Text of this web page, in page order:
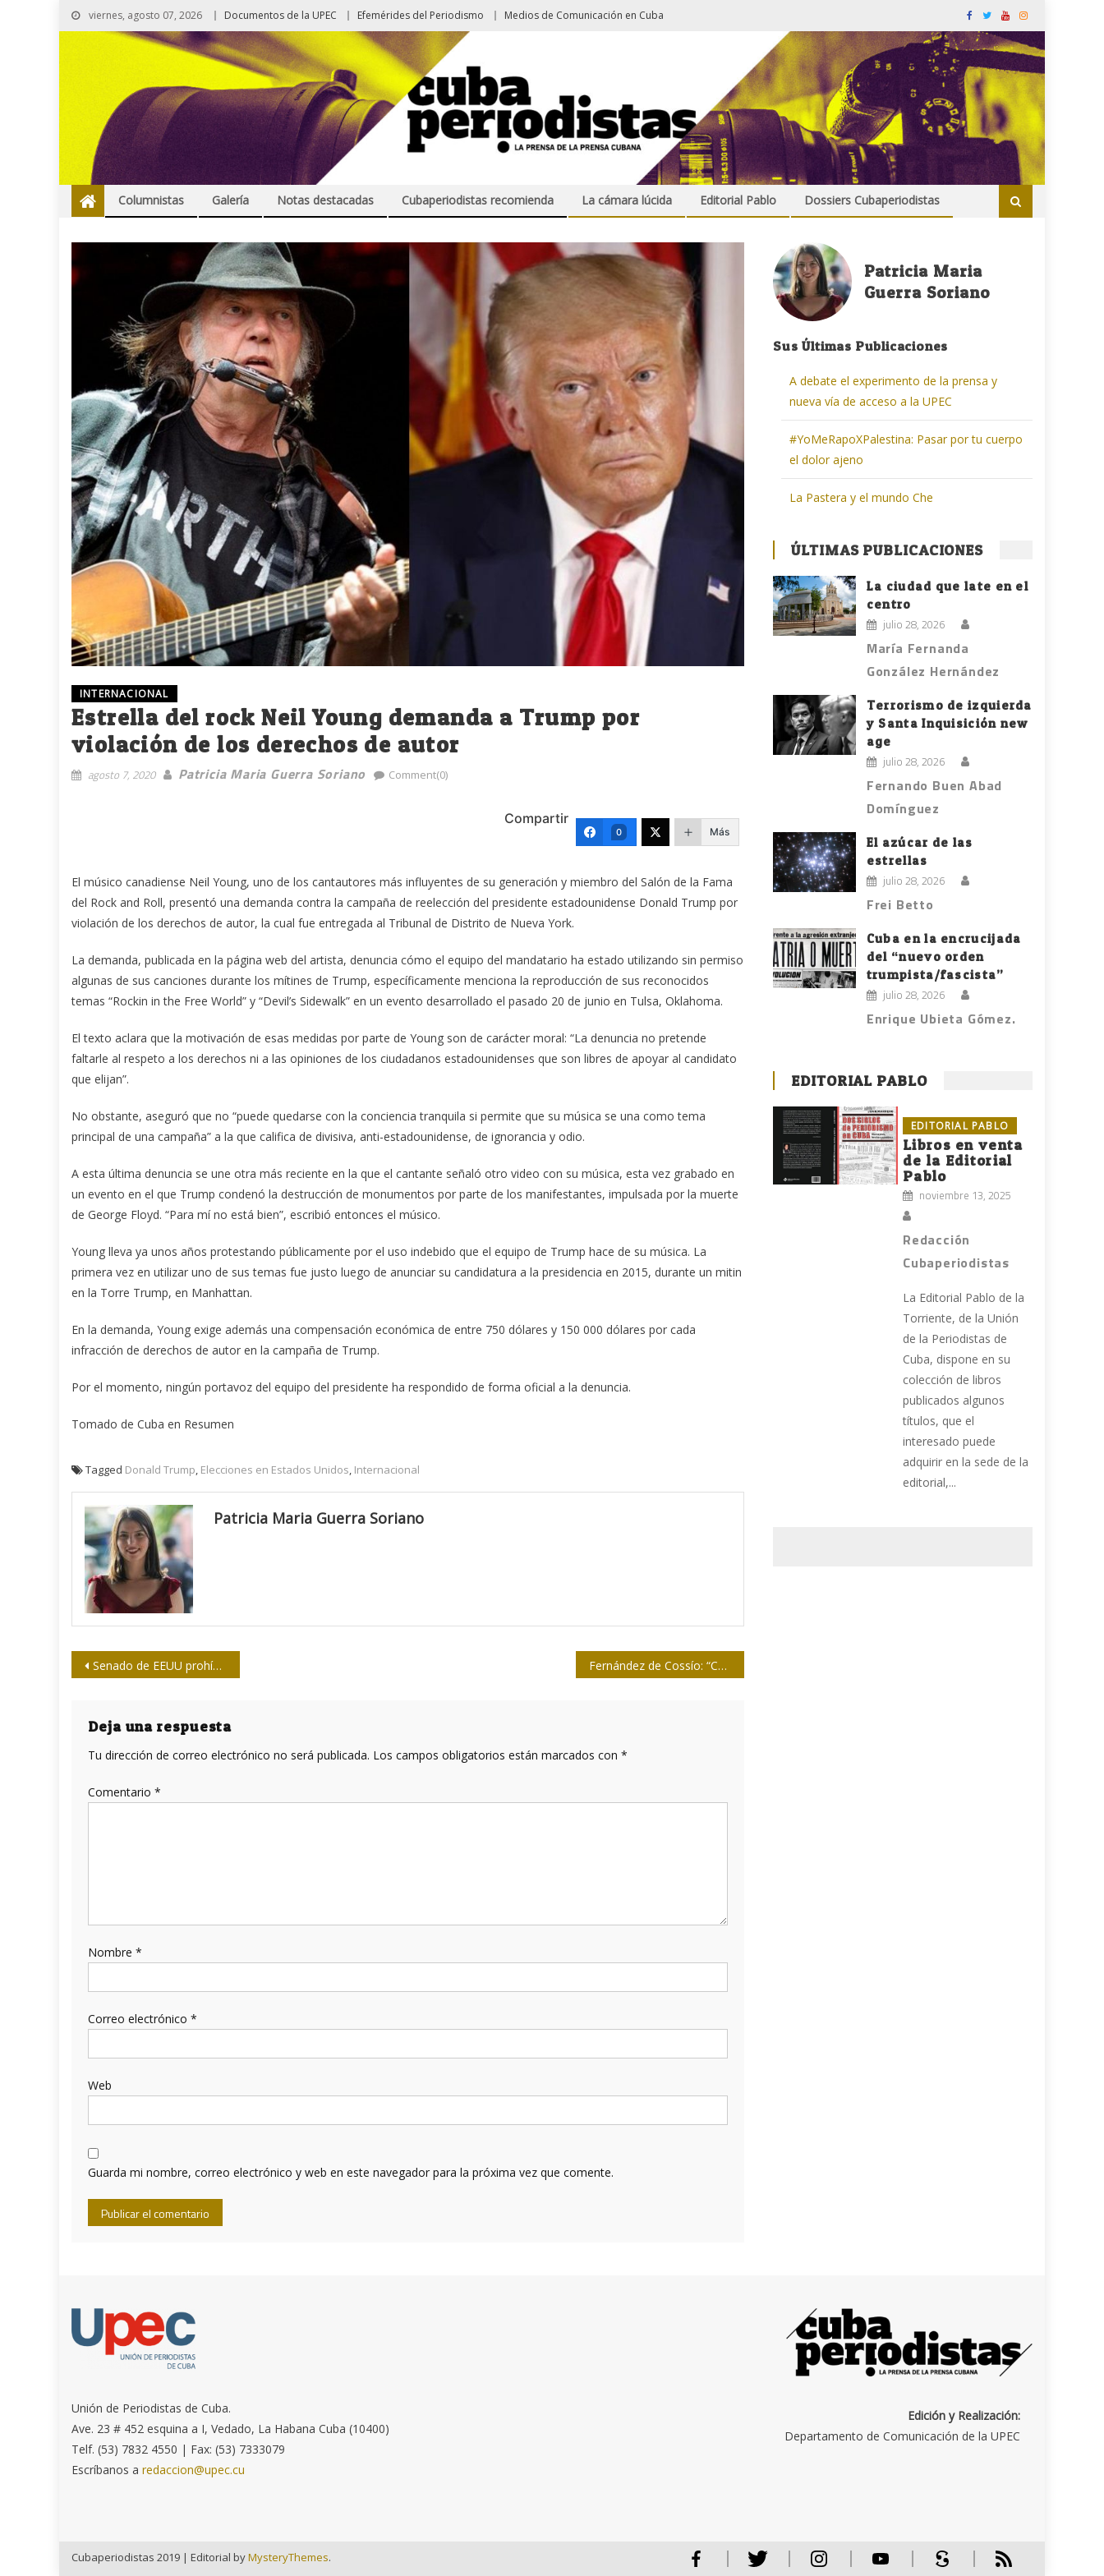
viernes, agosto 07, 2026 Documentos de la UPEC Efemérides del Periodismo Medios de Comunicación en Cuba
Columnistas Galería Notas destacadas Cubaperiodistas recomienda La cámara lúcida Editorial Pablo Dossiers Cubaperiodistas
INTERNACIONAL
Estrella del rock Neil Young demanda a Trump por
violación de los derechos de autor
agosto 7, 2020 Patricia Maria Guerra Soriano Comment(0)
Compartir
0 Más
El músico canadiense Neil Young, uno de los cantautores más influyentes de su generación y miembro del Salón de la Fama
del Rock and Roll, presentó una demanda contra la campaña de reelección del presidente estadounidense Donald Trump por
violación de los derechos de autor, la cual fue entregada al Tribunal de Distrito de Nueva York.
La demanda, publicada en la página web del artista, denuncia cómo el equipo del mandatario ha estado utilizando sin permiso
algunas de sus canciones durante los mítines de Trump, específicamente menciona la reproducción de sus reconocidos
temas “Rockin in the Free World” y “Devil’s Sidewalk” en un evento desarrollado el pasado 20 de junio en Tulsa, Oklahoma.
El texto aclara que la motivación de esas medidas por parte de Young son de carácter moral: “La denuncia no pretende
faltarle al respeto a los derechos ni a las opiniones de los ciudadanos estadounidenses que son libres de apoyar al candidato
que elijan”.
No obstante, aseguró que no “puede quedarse con la conciencia tranquila si permite que su música se una como tema
principal de una campaña” a la que califica de divisiva, anti-estadounidense, de ignorancia y odio.
A esta última denuncia se une otra más reciente en la que el cantante señaló otro video con su música, esta vez grabado en
un evento en el que Trump condenó la destrucción de monumentos por parte de los manifestantes, impulsada por la muerte
de George Floyd. “Para mí no está bien”, escribió entonces el músico.
Young lleva ya unos años protestando públicamente por el uso indebido que el equipo de Trump hace de su música. La
primera vez en utilizar uno de sus temas fue justo luego de anunciar su candidatura a la presidencia en 2015, durante un mitin
en la Torre Trump, en Manhattan.
En la demanda, Young exige además una compensación económica de entre 750 dólares y 150 000 dólares por cada
infracción de derechos de autor en la campaña de Trump.
Por el momento, ningún portavoz del equipo del presidente ha respondido de forma oficial a la denuncia.
Tomado de Cuba en Resumen
Tagged Donald Trump, Elecciones en Estados Unidos, Internacional
Patricia Maria Guerra Soriano
Navegación
entradas
Senado de EEUU prohíbe TikTok en dispositivos gubernamentales Fernández de Cossío: “Cuba ha demostrado sus fortalezas a través de un sistema de salud accesible a todos”
Deja una respuesta
Tu dirección de correo electrónico no será publicada. Los campos obligatorios están marcados con *
Comentario *
Nombre *
Correo electrónico *
Web
Guarda mi nombre, correo electrónico y web en este navegador para la próxima vez que comente.
Patricia Maria
Guerra Soriano
Sus Últimas Publicaciones
A debate el experimento de la prensa y
nueva vía de acceso a la UPEC
#YoMeRapoXPalestina: Pasar por tu cuerpo
el dolor ajeno
La Pastera y el mundo Che
ÚLTIMAS PUBLICACIONES
La ciudad que late en el
centro
julio 28, 2026
María Fernanda
González Hernández
Terrorismo de izquierda
y Santa Inquisición new
age
julio 28, 2026
Fernando Buen Abad
Domínguez
El azúcar de las
estrellas
julio 28, 2026
Frei Betto
Cuba en la encrucijada
del “nuevo orden
trumpista/fascista”
julio 28, 2026
Enrique Ubieta Gómez.
EDITORIAL PABLO
EDITORIAL PABLO
Libros en venta
de la Editorial
Pablo
noviembre 13, 2025
Redacción
Cubaperiodistas
La Editorial Pablo de la
Torriente, de la Unión
de la Periodistas de
Cuba, dispone en su
colección de libros
publicados algunos
títulos, que el
interesado puede
adquirir en la sede de la
editorial,...
Unión de Periodistas de Cuba.
Ave. 23 # 452 esquina a I, Vedado, La Habana Cuba (10400)
Telf. (53) 7832 4550 | Fax: (53) 7333079
Escríbanos aredaccion@upec.cu
Edición y Realización:
Departamento de Comunicación de la UPEC
Cubaperiodistas 2019 | Editorial byMysteryThemes.
Facebook
Twitter Instagram Scribd RSS